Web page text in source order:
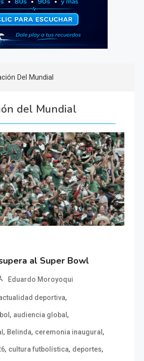
Del Mundial
del Mundial
al Super Bowl
Eduardo Moroyoqui
deportiva,
, audiencia global ,
, Belinda, ceremonia inaugural ,
, cultura futbolística, deportes,